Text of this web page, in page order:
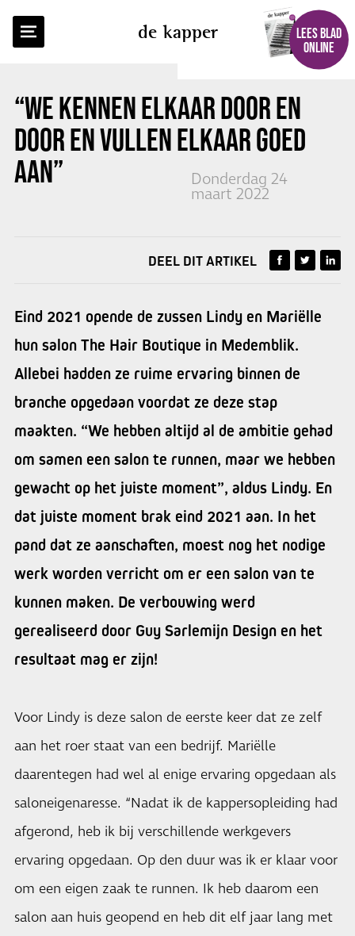
de kapper
LEES BLAD
ONLINE
“WE KENNEN ELKAAR DOOR EN
DOOR EN VULLEN ELKAAR GOED
AAN”
Donderdag 24
maart 2022
TERUG NAAR OVERZICHT
DEEL DIT ARTIKEL
Eind 2021 opende de zussen Lindy en Mariëlle
hun salon The Hair Boutique in Medemblik.
Allebei hadden ze ruime ervaring binnen de
branche opgedaan voordat ze deze stap
maakten. “We hebben altijd al de ambitie gehad
om samen een salon te runnen, maar we hebben
gewacht op het juiste moment”, aldus Lindy. En
dat juiste moment brak eind 2021 aan. In het
pand dat ze aanschaften, moest nog het nodige
werk worden verricht om er een salon van te
kunnen maken. De verbouwing werd
gerealiseerd door Guy Sarlemijn Design en het
resultaat mag er zijn!
Voor Lindy is deze salon de eerste keer dat ze zelf
aan het roer staat van een bedrijf. Mariëlle
daarentegen had wel al enige ervaring opgedaan als
saloneigenaresse. “Nadat ik de kappersopleiding had
afgerond, heb ik bij verschillende werkgevers
ervaring opgedaan. Op den duur was ik er klaar voor
om een eigen zaak te runnen. Ik heb daarom een
salon aan huis geopend en heb dit elf jaar lang met